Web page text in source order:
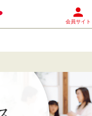
会員サイト